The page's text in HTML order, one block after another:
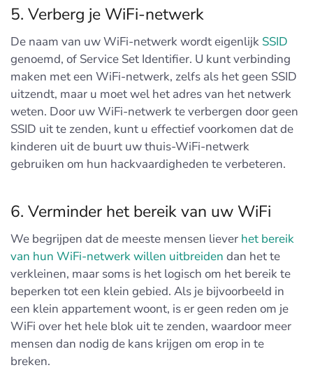
5. Verberg je WiFi-netwerk
De naam van uw WiFi-netwerk wordt eigenlijk SSID
genoemd, of Service Set Identifier. U kunt verbinding
maken met een WiFi-netwerk, zelfs als het geen SSID
uitzendt, maar u moet wel het adres van het netwerk
weten. Door uw WiFi-netwerk te verbergen door geen
SSID uit te zenden, kunt u effectief voorkomen dat de
kinderen uit de buurt uw thuis-WiFi-netwerk
gebruiken om hun hackvaardigheden te verbeteren.
6. Verminder het bereik van uw WiFi
We begrijpen dat de meeste mensen liever het bereik
van hun WiFi-netwerk willen uitbreiden dan het te
verkleinen, maar soms is het logisch om het bereik te
beperken tot een klein gebied. Als je bijvoorbeeld in
een klein appartement woont, is er geen reden om je
WiFi over het hele blok uit te zenden, waardoor meer
mensen dan nodig de kans krijgen om erop in te
breken.